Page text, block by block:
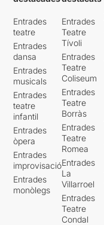
Entrades
teatre
Entrades
dansa
Entrades
musicals
Entrades
teatre
infantil
Entrades
òpera
Entrades
improvisació
Entrades
monòlegs
Entrades
Teatre
Tívoli
Entrades
Teatre
Coliseum
Entrades
Teatre
Borràs
Entrades
Teatre
Romea
Entrades
La
Villarroel
Entrades
Teatre
Condal